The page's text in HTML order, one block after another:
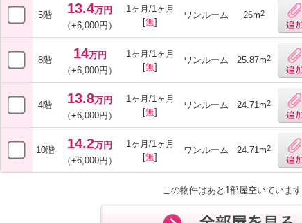
5階 13.4万円
（+6,000円）
1ヶ月/1ヶ月
[無]
ワンルーム 26m2
8階 14万円
（+6,000円）
1ヶ月/1ヶ月
[無]
ワンルーム 25.87m2
4階 13.8万円
（+6,000円）
1ヶ月/1ヶ月
[無]
ワンルーム 24.71m2
10階 14.2万円
（+6,000円）
1ヶ月/1ヶ月
[無]
ワンルーム 24.71m2
この物件はあと1部屋空いています